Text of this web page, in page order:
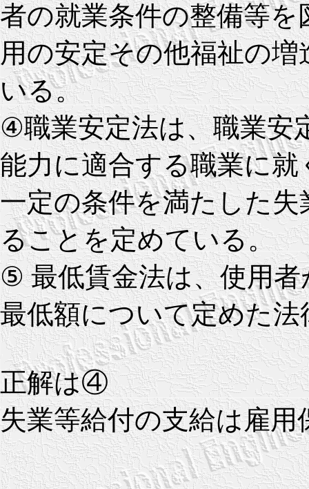
者の就業条件の整備等
用の安定その他福祉の
いる。
④職業安定法は、職業安
能力に適合する職業に
一定の条件を満たした
ることを定めている。
⑤ 最低賃金法は、使用
最低額について定めた法
正解は④
失業等給付の支給は雇用